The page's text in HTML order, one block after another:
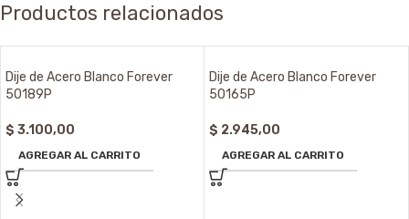
Productos relacionados
Dije de Acero Blanco Forever
50189P
$ 3.100,00
AGREGAR AL CARRITO
Dije de Acero Blanco Forever
50165P
$ 2.945,00
AGREGAR AL CARRITO